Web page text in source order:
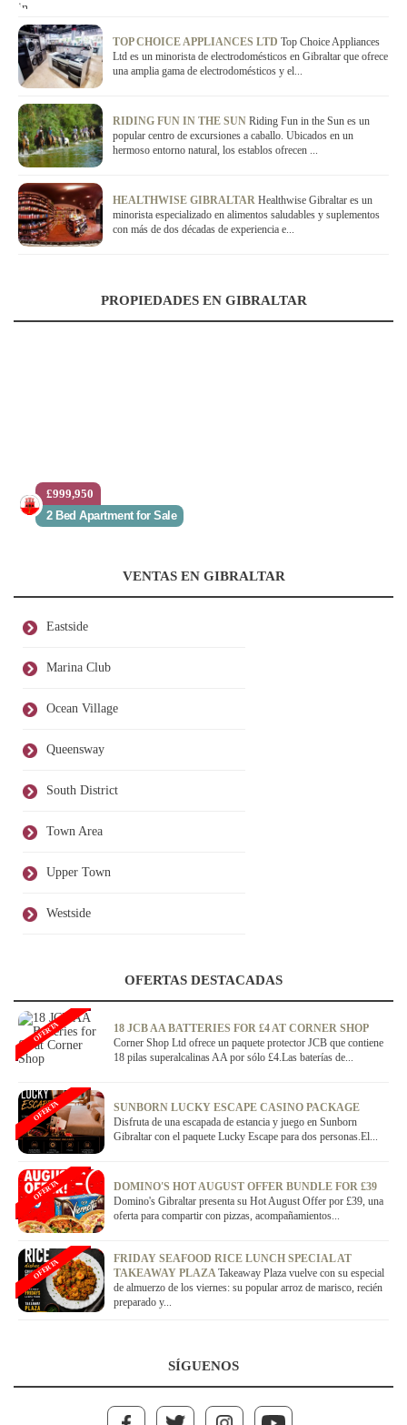
TOP CHOICE APPLIANCES LTD Top Choice Appliances
Ltd es un minorista de electrodomésticos en Gibraltar que ofrece
una amplia gama de electrodomésticos y el...
RIDING FUN IN THE SUN Riding Fun in the Sun es un
popular centro de excursiones a caballo. Ubicados en un
hermoso entorno natural, los establos ofrecen ...
HEALTHWISE GIBRALTAR Healthwise Gibraltar es un
minorista especializado en alimentos saludables y suplementos
con más de dos décadas de experiencia e...
PROPIEDADES EN GIBRALTAR
£999,950
2 Bed Apartment for Sale
VENTAS EN GIBRALTAR
Eastside
Marina Club
Ocean Village
Queensway
South District
Town Area
Upper Town
Westside
OFERTAS DESTACADAS
18 JCB AA BATTERIES FOR £4 AT CORNER SHOP
Corner Shop Ltd ofrece un paquete protector JCB que contiene
18 pilas superalcalinas AA por sólo £4.Las baterías de...
OFERTA
SUNBORN LUCKY ESCAPE CASINO PACKAGE
Disfruta de una escapada de estancia y juego en Sunborn
Gibraltar con el paquete Lucky Escape para dos personas.El...
OFERTA
DOMINO'S HOT AUGUST OFFER BUNDLE FOR £39
Domino's Gibraltar presenta su Hot August Offer por £39, una
oferta para compartir con pizzas, acompañamientos...
OFERTA
FRIDAY SEAFOOD RICE LUNCH SPECIAL AT
TAKEAWAY PLAZATakeaway Plaza vuelve con su especial
de almuerzo de los viernes: su popular arroz de marisco, recién
preparado y...
OFERTA
SÍGUENOS